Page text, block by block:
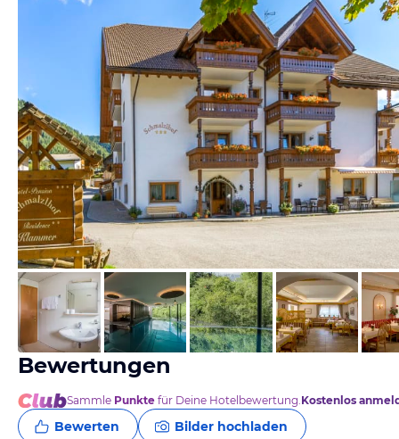
vom Hotelier, Juni 2018
Bewertungen
Sammle Punkte für Deine Hotelbewertung.Kostenlos
Bewerten Bilder hochladen